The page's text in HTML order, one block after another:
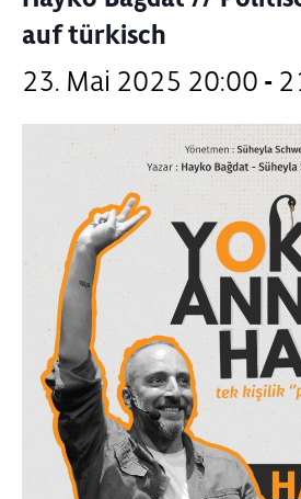
auf türkisch
23. Mai 2025 20:00 -